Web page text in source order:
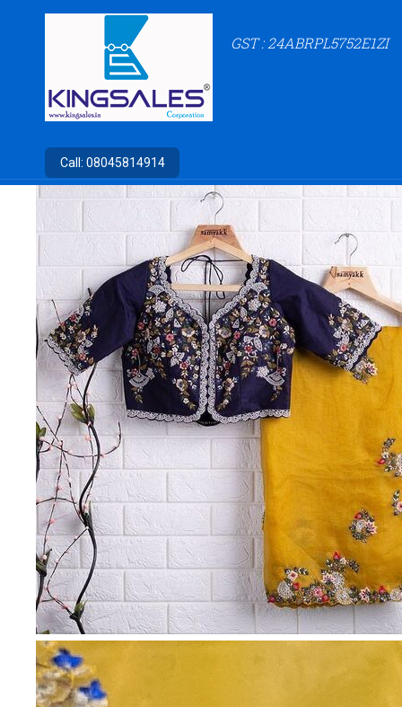
GST : 24ABRPL5752E1ZI
Call: 08045814914